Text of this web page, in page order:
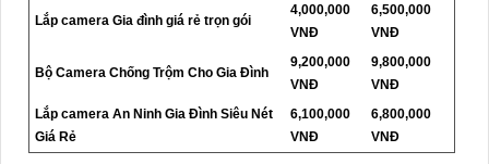
Lắp camera Gia đình giá rẻ trọn gói
4,000,000
VNĐ
6,500,000
VNĐ
Bộ Camera Chống Trộm Cho Gia Đình
9,200,000
VNĐ
9,800,000
VNĐ
Lắp camera An Ninh Gia Đình Siêu Nét
Giá Rẻ
6,100,000
VNĐ
6,800,000
VNĐ